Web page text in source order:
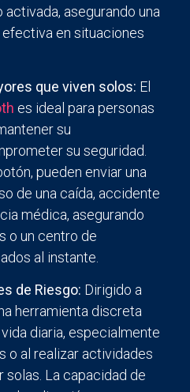
asegurando una
en situaciones
que viven solos: El
es ideal para personas
su
su seguridad.
pueden enviar una
de una caída, accidente
médica, asegurando
o un centro de
al instante.
de Riesgo: Dirigido a
herramienta discreta
diaria, especialmente
o al realizar actividades
La capacidad de